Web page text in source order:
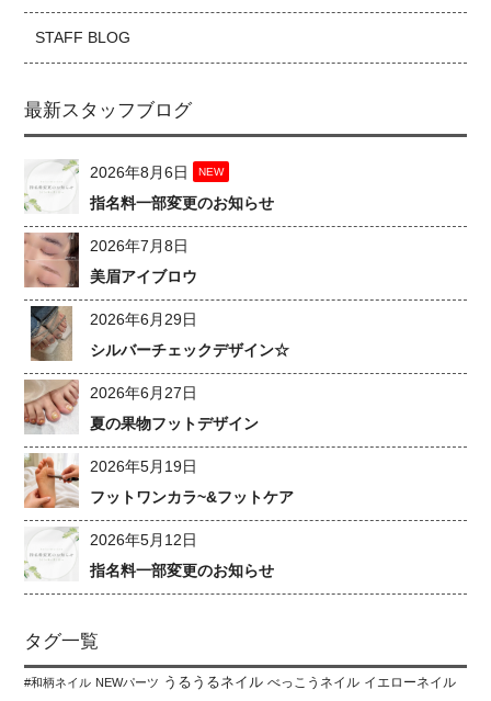
STAFF BLOG
最新スタッフブログ
2026年8月6日 NEW
指名料一部変更のお知らせ
2026年7月8日
美眉アイブロウ
2026年6月29日
シルバーチェックデザイン☆
2026年6月27日
夏の果物フットデザイン
2026年5月19日
フットワンカラ~&フットケア
2026年5月12日
指名料一部変更のお知らせ
タグ一覧
#和柄ネイル NEWパーツ うるうるネイル べっこうネイル イエローネイル